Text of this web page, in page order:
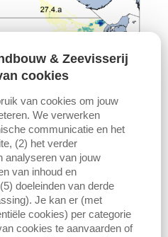
& Zeevisserij
cookies
van cookies om jouw
We verwerken
communicatie en het
(2) het verder
analyseren van jouw
van inhoud en
doeleinden van derde
Je kan er (met
cookies) per categorie
cookies te aanvaarden of